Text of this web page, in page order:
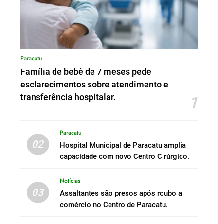
Paracatu
Família de bebê de 7 meses pede
esclarecimentos sobre atendimento e
transferência hospitalar.
1
02
Paracatu
Hospital Municipal de Paracatu amplia
capacidade com novo Centro Cirúrgico.
03
Notícias
Assaltantes são presos após roubo a
comércio no Centro de Paracatu.